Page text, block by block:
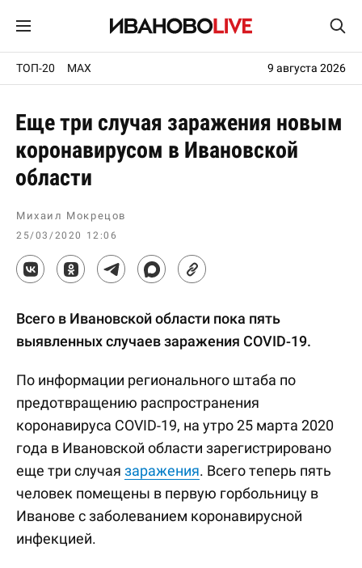
ТОП-20 MAX 9 августа 2026
Еще три случая заражения новым
коронавирусом в Ивановской
области
Михаил Мокрецов
25/03/2020 12:06
Всего в Ивановской области пока пять
выявленных случаев заражения COVID-19.
По информации регионального штаба по
предотвращению распространения
коронавируса COVID-19, на утро 25 марта 2020
года в Ивановской области зарегистрировано
еще три случая заражения. Всего теперь пять
человек помещены в первую горбольницу в
Иванове с заболеванием коронавирусной
инфекцией.